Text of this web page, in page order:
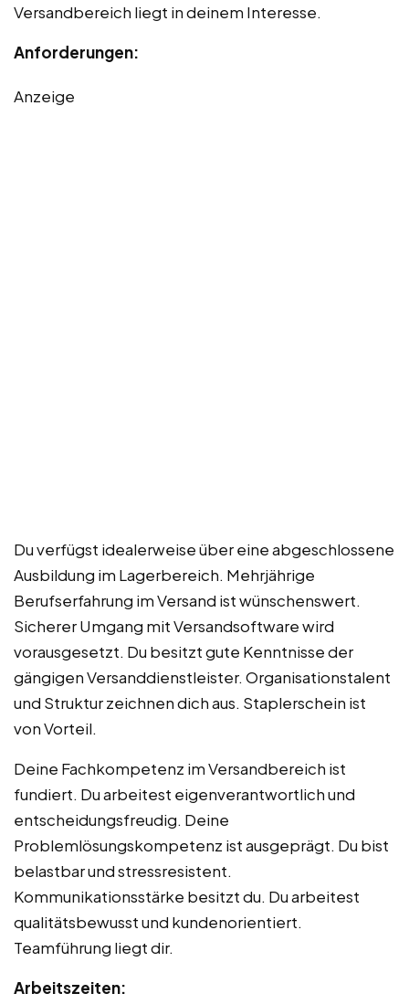
Versandbereich liegt in deinem Interesse.
Anforderungen:
Anzeige
Du verfügst idealerweise über eine abgeschlossene
Ausbildung im Lagerbereich. Mehrjährige
Berufserfahrung im Versand ist wünschenswert.
Sicherer Umgang mit Versandsoftware wird
vorausgesetzt. Du besitzt gute Kenntnisse der
gängigen Versanddienstleister. Organisationstalent
und Struktur zeichnen dich aus. Staplerschein ist
von Vorteil.
Deine Fachkompetenz im Versandbereich ist
fundiert. Du arbeitest eigenverantwortlich und
entscheidungsfreudig. Deine
Problemlösungskompetenz ist ausgeprägt. Du bist
belastbar und stressresistent.
Kommunikationsstärke besitzt du. Du arbeitest
qualitätsbewusst und kundenorientiert.
Teamführung liegt dir.
Arbeitszeiten: